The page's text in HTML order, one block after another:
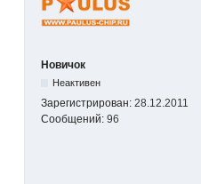
Новичок
Неактивен
Зарегистрирован: 28.12.2011
Сообщений: 96